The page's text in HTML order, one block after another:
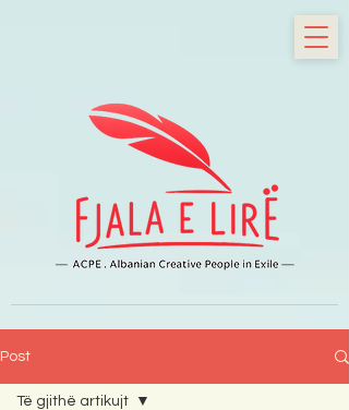
Post
Të gjithë artikujt